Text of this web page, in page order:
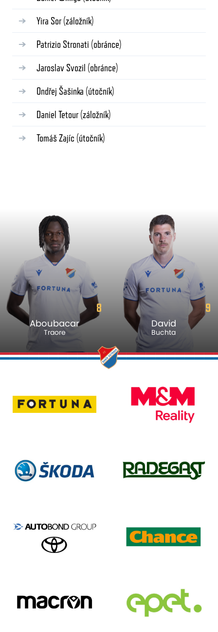
Yira Sor (záložník)
Patrizio Stronati (obránce)
Jaroslav Svozil (obránce)
Ondřej Šašinka (útočník)
Daniel Tetour (záložník)
Tomáš Zajíc (útočník)
8
Aboubacar
Traore
9
David
Buchta